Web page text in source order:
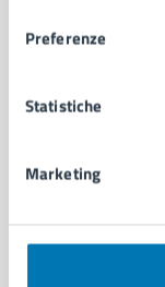
Preferenze
Statistiche
Marketing
Documenti e dati
Ambiente